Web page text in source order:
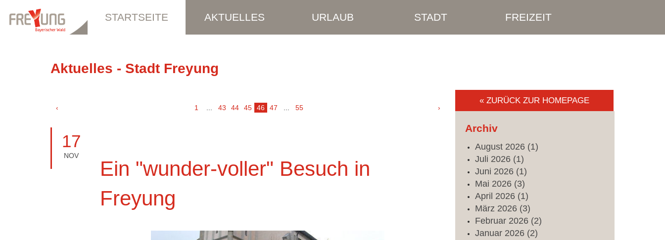
STARTSEITE AKTUELLES URLAUB STADT FREIZEIT
Aktuelles - Stadt Freyung
‹ 1 43 44 45 46 47 55 ›
17
NOV
Ein "wunder-voller" Besuch in
Freyung
« ZURÜCK ZUR HOMEPAGE
Archiv
August 2026 (1)
Juli 2026 (1)
Juni 2026 (1)
Mai 2026 (3)
April 2026 (1)
März 2026 (3)
Februar 2026 (2)
Januar 2026 (2)